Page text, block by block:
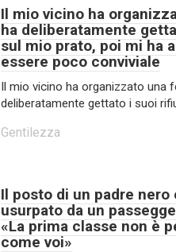
Il mio vicino ha
ha deliberatamente
sul mio prato, poi mi ha
essere poco conviviale
Il mio vicino ha organizzato una
deliberatamente gettato i suoi
Gentilezza
Il posto di un padre nero
usurpato da un
«La prima classe non è
come voi»